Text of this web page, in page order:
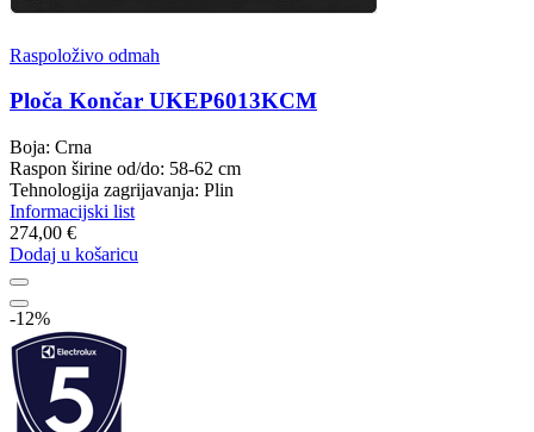
Raspoloživo odmah
Ploča Končar UKEP6013KCM
Boja: Crna
Raspon širine od/do: 58-62 cm
Tehnologija zagrijavanja: Plin
Informacijski list
274,00 €
Dodaj u košaricu
-12%